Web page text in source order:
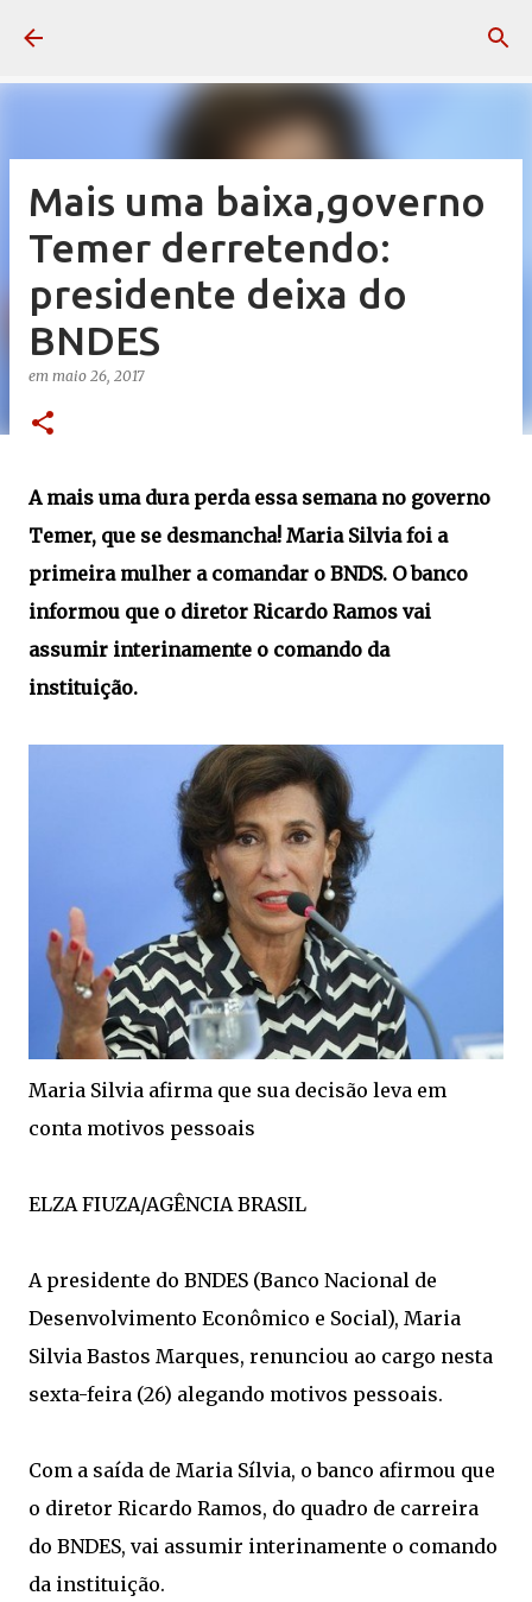
Mais uma baixa,governo
Temer derretendo:
presidente deixa do
BNDES
em maio 26, 2017
A mais uma dura perda essa semana no governo
Temer, que se desmancha! Maria Silvia foi a
primeira mulher a comandar o BNDS. O banco
informou que o diretor Ricardo Ramos vai
assumir interinamente o comando da
instituição.
Maria Silvia afirma que sua decisão leva em
conta motivos pessoais
ELZA FIUZA/AGÊNCIA BRASIL
A presidente do BNDES (Banco Nacional de
Desenvolvimento Econômico e Social), Maria
Silvia Bastos Marques, renunciou ao cargo nesta
sexta-feira (26) alegando motivos pessoais.
Com a saída de Maria Sílvia, o banco afirmou que
o diretor Ricardo Ramos, do quadro de carreira
do BNDES, vai assumir interinamente o comando
da instituição.